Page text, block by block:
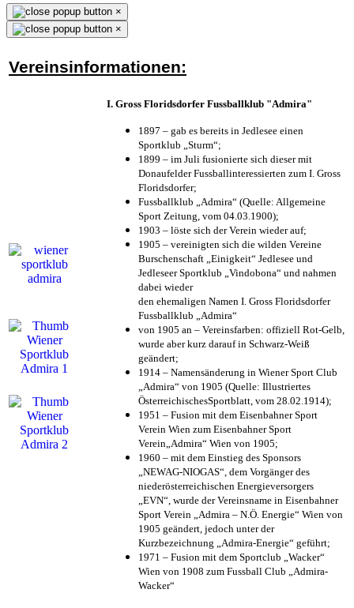
×
×
Vereinsinformationen:
I. Gross Floridsdorfer Fussballklub "Admira"
1897 – gab es bereits in Jedlesee einen
Sportklub „Sturm“;
1899 – im Juli fusionierte sich dieser mit
Donaufelder Fussballinteressierten zum I. Gross
Floridsdorfer;
Fussballklub „Admira“ (Quelle: Allgemeine
Sport Zeitung, vom 04.03.1900);
1903 – löste sich der Verein wieder auf;
1905 – vereinigten sich die wilden Vereine
Burschenschaft „Einigkeit“ Jedlesee und
Jedleseer Sportklub „Vindobona“ und nahmen
dabei wieder
den ehemaligen Namen I. Gross Floridsdorfer
Fussballklub „Admira“
von 1905 an – Vereinsfarben: offiziell Rot-Gelb,
wurde aber kurz darauf in Schwarz-Weiß
geändert;
1914 – Namensänderung in Wiener Sport Club
„Admira“ von 1905 (Quelle: Illustriertes
ÖsterreichischesSportblatt, vom 28.02.1914);
1951 – Fusion mit dem Eisenbahner Sport
Verein Wien zum Eisenbahner Sport
Verein„Admira“ Wien von 1905;
1960 – mit dem Einstieg des Sponsors
„NEWAG-NIOGAS“, dem Vorgänger des
niederösterreichischen Energieversorgers
„EVN“, wurde der Vereinsname in Eisenbahner
Sport Verein „Admira – N.Ö. Energie“ Wien von
1905 geändert, jedoch unter der
Kurzbezeichnung „Admira-Energie“ geführt;
1971 – Fusion mit dem Sportclub „Wacker“
Wien von 1908 zum Fussball Club „Admira-
Wacker“